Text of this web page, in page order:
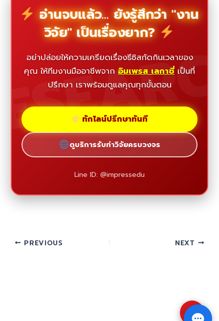
อ่านจบแล้ว... ยังรู้สึกว่า "งาน
วิจัย" เป็นเรื่องยาก?
อย่าปล่อยให้ความเครียดเรื่องธีซิสกัดกินเวลาของ
คุณ ให้ทีมงานมืออาชีพจาก อิมเพรส เลกาซี่ เป็นที่
ปรึกษา เราพร้อมดูแลคุณทุกขั้นตอน
ทักไลน์ปรึกษาทันที
ดูบริการรับทำวิจัยครบวงจร
Line ID: @impressedu
PREVIOUS NEXT
⇧